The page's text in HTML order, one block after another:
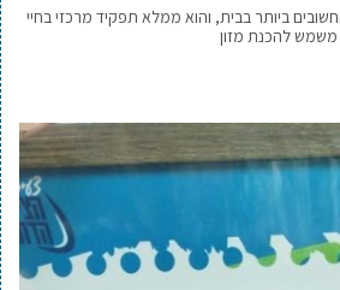
ביותר בבית, והוא ממלא תפקיד מרכזי בחיי
משמש להכנת מזון